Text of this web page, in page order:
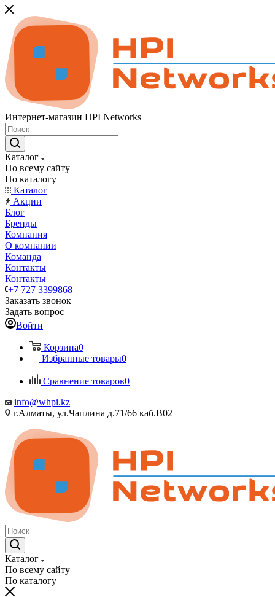
Интернет-магазин HPI Networks
Каталог
По всему сайту
По каталогу
Каталог
Акции
Блог
Бренды
Компания
О компании
Команда
Контакты
Контакты
+7 727 3399868
Заказать звонок
Задать вопрос
Войти
Корзина0
Избранные товары0
Сравнение товаров0
info@whpi.kz
г.Алматы, ул.Чаплина д.71/66 каб.B02
Каталог
По всему сайту
По каталогу